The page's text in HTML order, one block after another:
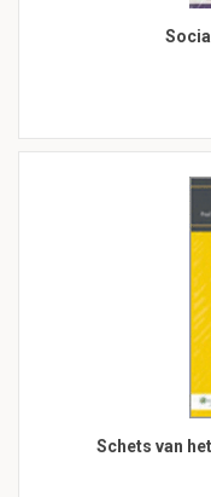
Schets van